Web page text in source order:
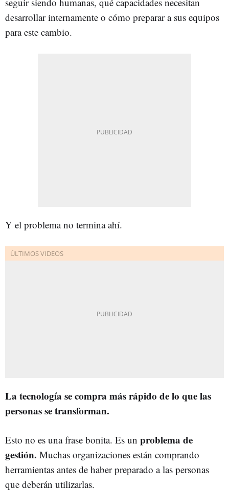
desarrollar internamente o cómo preparar a sus equipos
para este cambio.
Y el problema no termina ahí.
La tecnología se compra más rápido de lo que las
personas se transforman.
Esto no es una frase bonita. Es un problema de
gestión. Muchas organizaciones están comprando
herramientas antes de haber preparado a las personas
que deberán utilizarlas.